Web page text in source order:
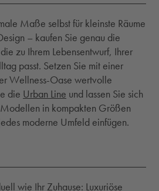
Maße selbst für kleinste Räume
– kaufen Sie genau die
zu Ihrem Lebensentwurf, Ihrer
passt. Setzen Sie mit einer
Wellness-Oase wertvolle
die Urban Line und lassen Sie sich
in kompakten Größen
moderne Umfeld einfügen.
wie Ihr Zuhause: Luxuriöse